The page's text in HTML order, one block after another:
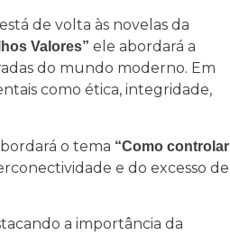
de volta às novelas da
Valores” ele abordará a
do mundo moderno. Em
como ética, integridade,
o tema “Como controlar
e do excesso de
a importância da